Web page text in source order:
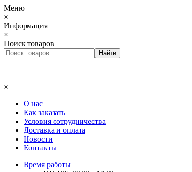
Меню
×
Информация
×
Поиск товаров
×
О нас
Как заказать
Условия сотрудничества
Доставка и оплата
Новости
Контакты
Время работы